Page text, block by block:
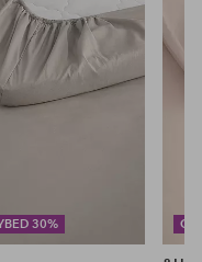
30%
til
favoritter